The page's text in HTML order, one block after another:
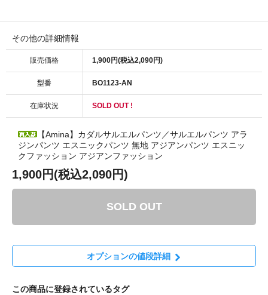
その他の詳細情報
販売価格 1,900円(税込2,090円)
型番 BO1123-AN
在庫状況 SOLD OUT !
【Amina】カダルサルエルパンツ／サルエルパンツ アラ
ジンパンツ エスニックパンツ 無地 アジアンパンツ エスニッ
クファッション アジアンファッション
1,900円(税込2,090円)
SOLD OUT
オプションの値段詳細
この商品に登録されているタグ